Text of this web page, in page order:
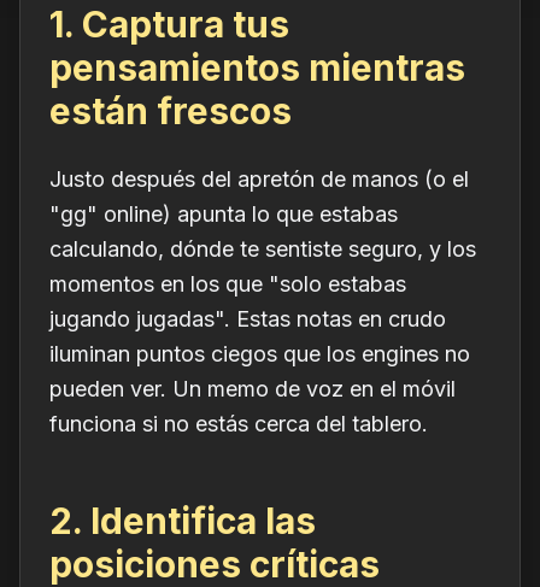
1. Captura tus
pensamientos mientras
están frescos
Justo después del apretón de manos (o el
"gg" online) apunta lo que estabas
calculando, dónde te sentiste seguro, y los
momentos en los que "solo estabas
jugando jugadas". Estas notas en crudo
iluminan puntos ciegos que los engines no
pueden ver. Un memo de voz en el móvil
funciona si no estás cerca del tablero.
2. Identifica las
posiciones críticas